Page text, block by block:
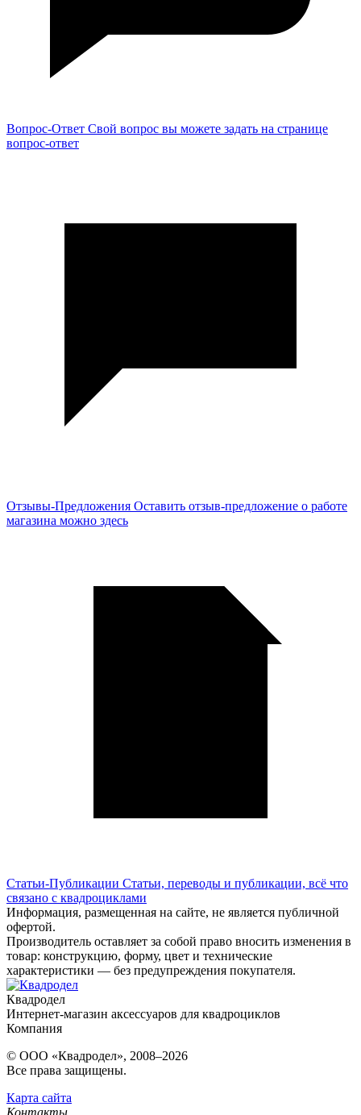
Вопрос-Ответ Свой вопрос вы можете задать на странице
вопрос-ответ
Отзывы-Предложения Оставить отзыв-предложение о работе
магазина можно здесь
Статьи-Публикации Статьи, переводы и публикации, всё что
связано с квадроциклами
Информация, размещенная на сайте, не является публичной
офертой.
Производитель оставляет за собой право вносить изменения в
товар: конструкцию, форму, цвет и технические
характеристики — без предупреждения покупателя.
Квадродел
Интернет-магазин аксессуаров для квадроциклов
Компания
© ООО «Квадродел», 2008–2026
Все права защищены.
Карта сайта